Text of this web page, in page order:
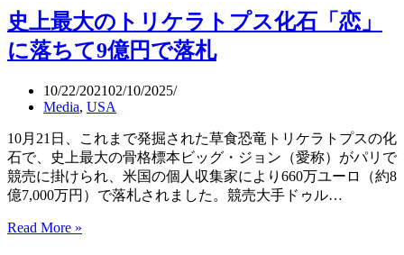
バ
ク
ロ
が
開
通
中
率
が
い
携
帯
型
地
対
史上最大のトリケラトプス化石「恋」
に落ちて9億円で落札
10/22/202102/10/2025
Media, USA
10月21日、これまで発掘された草食恐竜トリケラトプスの化
石で、史上最大の骨格標本ビッグ・ジョン（愛称）がパリで
競売に掛けられ、米国の個人収集家により660万ユーロ（約8
億7,000万円）で落札されました。競売大手ドゥル…
Read More »